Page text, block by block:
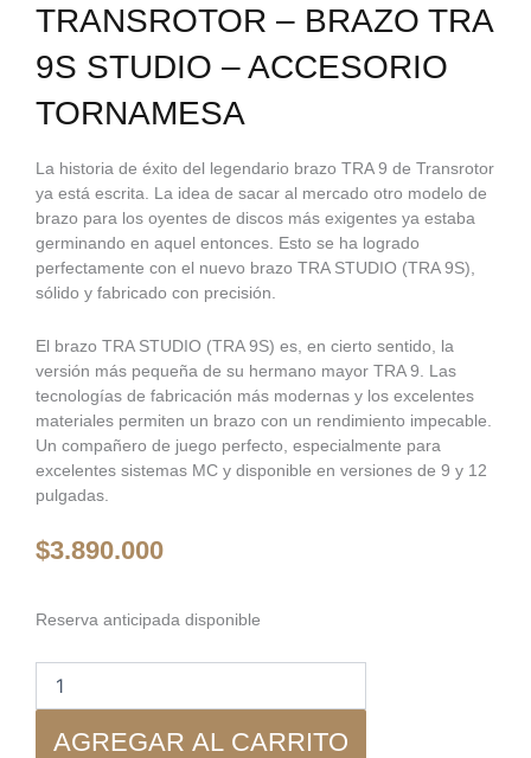
TRANSROTOR – BRAZO TRA
9S STUDIO – ACCESORIO
TORNAMESA
La historia de éxito del legendario brazo TRA 9 de Transrotor
ya está escrita. La idea de sacar al mercado otro modelo de
brazo para los oyentes de discos más exigentes ya estaba
germinando en aquel entonces. Esto se ha logrado
perfectamente con el nuevo brazo TRA STUDIO (TRA 9S),
sólido y fabricado con precisión.
El brazo TRA STUDIO (TRA 9S) es, en cierto sentido, la
versión más pequeña de su hermano mayor TRA 9. Las
tecnologías de fabricación más modernas y los excelentes
materiales permiten un brazo con un rendimiento impecable.
Un compañero de juego perfecto, especialmente para
excelentes sistemas MC y disponible en versiones de 9 y 12
pulgadas.
$3.890.000
Reserva anticipada disponible
Transrotor
Brazo
TRA
9S
STUDIO
AGREGAR AL CARRITO